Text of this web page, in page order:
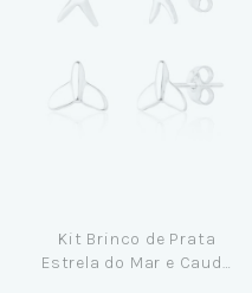
Kit Brinco de Prata
Estrela do Mar e Cauda